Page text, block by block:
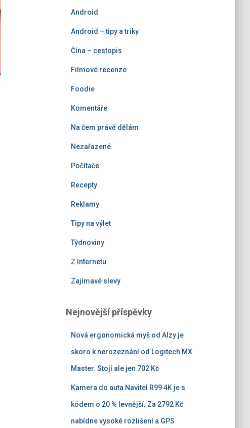
Android
Android – tipy a triky
Čína – cestopis
Filmové recenze
Foodie
Komentáře
Na čem právě dělám
Nezařazené
Počítače
Recepty
Reklamy
Tipy na výlet
Týdnoviny
Z Internetu
Zajímavé slevy
Nejnovější příspěvky
Nová ergonomická myš od Alzy je
skoro k nerozeznání od Logitech MX
Master. Stojí ale jen 702 Kč
Kamera do auta Navitel R99 4K je s
kódem o 20 % levnější. Za 2792 Kč
nabídne vysoké rozlišení a GPS